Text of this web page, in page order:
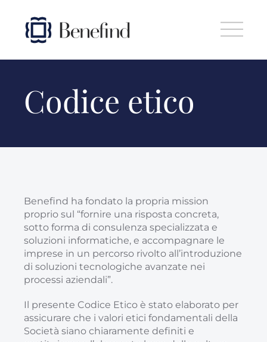
Skip to main content
Codice etico
Benefind ha fondato la propria mission
proprio sul “fornire una risposta concreta,
sotto forma di consulenza specializzata e
soluzioni informatiche, e accompagnare le
imprese in un percorso rivolto all’introduzione
di soluzioni tecnologiche avanzate nei
processi aziendali”.
Il presente Codice Etico è stato elaborato per
assicurare che i valori etici fondamentali della
Società siano chiaramente definiti e